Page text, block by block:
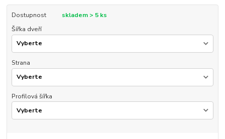
Dostupnost
skladem > 5 ks
Šířka dveří
Strana
Profilová šířka